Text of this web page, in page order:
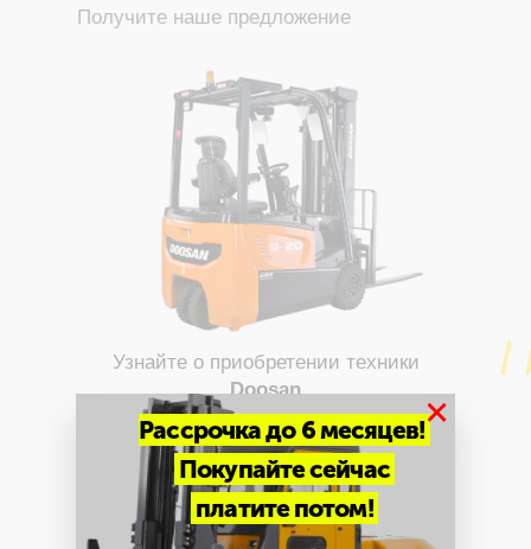
Получите наше предложение
Нужна техника в лизинг
Узнайте о приобретении техники
Doosan
в лизинг уЕврокара Евразия
Рассрочка до 6 месяцев!
Покупайте сейчас
платите потом!
×